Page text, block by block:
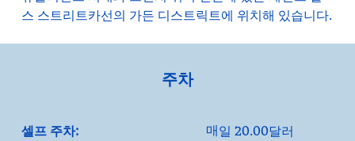
스 스트리트카선의 가든 디스트릭트에 위치해 있습니다.
주차
셀프 주차: 매일 20.00달러